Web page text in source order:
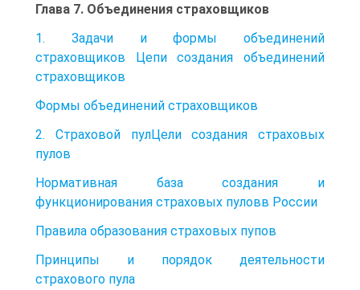
Глава 7. Объединения страховщиков
1. Задачи и формы объединений
страховщиков Цепи создания объединений
страховщиков
Формы объединений страховщиков
2. Страховой пулЦели создания страховых
пулов
Нормативная база создания и
функционирования страховых пуловв России
Правила образования страховых пупов
Принципы и порядок деятельности
страхового пула